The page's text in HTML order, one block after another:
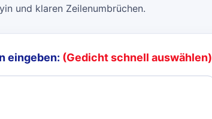
und klaren Zeilenumbrüchen.
eingeben: (Gedicht schnell auswählen)